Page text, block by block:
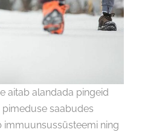
aitab alandada pingeid
pimeduse saabudes
ning